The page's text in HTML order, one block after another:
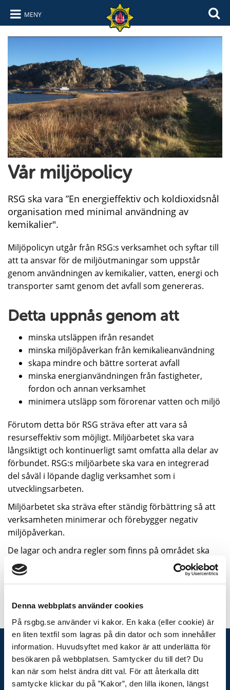
Denna webbplats använder cookies
På rsgbg.se använder vi kakor. En kaka (eller cookie) är
en liten textfil som lagras på din dator och som innehåller
information. Huvudsyftet med kakor är att underlätta för
besökaren på webbplatsen. Samtycker du till det? Du
kan när som helst ändra ditt val. För att återkalla ditt
samtycke klickar du på ”Kakor”, den lilla ikonen, längst
MENY
Hoppa till innehåll
Hoppa till navigering
Vår miljöpolicy
RSG ska vara ”En energieffektiv och koldioxidsnål
organisation med minimal användning av
kemikalier".
Miljöpolicyn utgår från RSG:s verksamhet och syftar till
att ta ansvar för de miljöutmaningar som uppstår
genom användningen av kemikalier, vatten, energi och
transporter samt genom det avfall som genereras.
Detta uppnås genom att
minska utsläppen ifrån resandet
minska miljöpåverkan från kemikalieanvändning
skapa mindre och bättre sorterat avfall
minska energianvändningen från fastigheter,
fordon och annan verksamhet
minimera utsläpp som förorenar vatten och miljö
Förutom detta bör RSG sträva efter att vara så
resurseffektiv som möjligt. Miljöarbetet ska vara
långsiktigt och kontinuerligt samt omfatta alla delar av
förbundet. RSG:s miljöarbete ska vara en integrerad
del såväl i löpande daglig verksamhet som i
utvecklingsarbeten.
Miljöarbetet ska sträva efter ständig förbättring så att
verksamheten minimerar och förebygger negativ
miljöpåverkan.
De lagar och andra regler som finns på området ska
ses som minimikrav.
Senast uppdaterat:3 juli, 2026, kl 15:07
KONTAKTA OSS
Telefon växel
031-335 26 00